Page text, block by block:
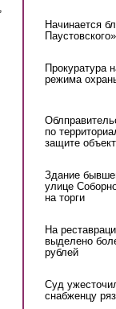
Начинается
Прокуратура
режима
по
защите
Здание
улице
на торги
На
выделено
рублей
Суд
снабженцу